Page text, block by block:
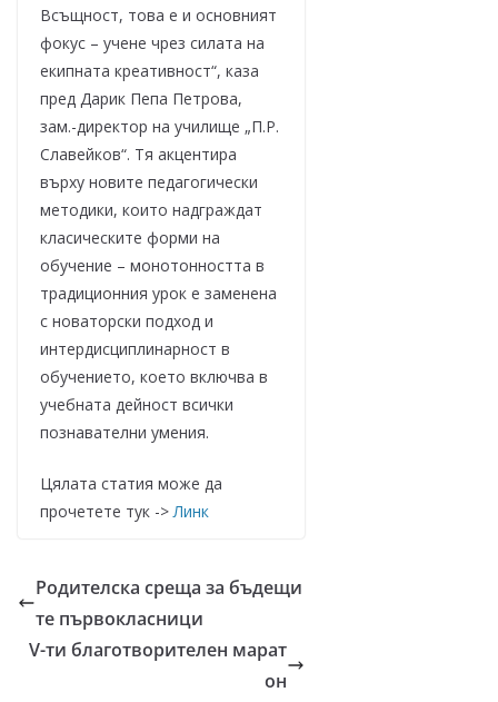
Всъщност, това е и основният
фокус – учене чрез силата на
екипната креативност“, каза
пред Дарик Пепа Петрова,
зам.-директор на училище „П.Р.
Славейков“. Тя акцентира
върху новите педагогически
методики, които надграждат
класическите форми на
обучение – монотонността в
традиционния урок е заменена
с новаторски подход и
интердисциплинарност в
обучението, което включва в
учебната дейност всички
познавателни умения.
Цялата статия може да
прочетете тук ->Линк
Родителска среща за бъдещи
те първокласници
V-ти благотворителен марат
он